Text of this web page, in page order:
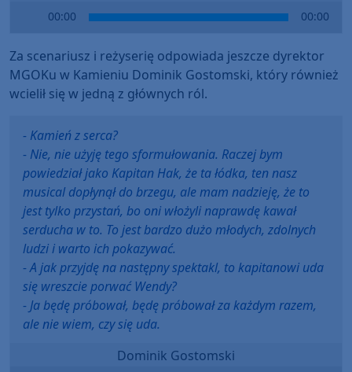
00:00 00:00
Za scenariusz i reżyserię odpowiada jeszcze dyrektor
MGOKu w Kamieniu Dominik Gostomski, który również
wcielił się w jedną z głównych ról.
- Kamień z serca?
- Nie, nie użyję tego sformułowania. Raczej bym
powiedział jako Kapitan Hak, że ta łódka, ten nasz
musical dopłynął do brzegu, ale mam nadzieję, że to
jest tylko przystań, bo oni włożyli naprawdę kawał
serducha w to. To jest bardzo dużo młodych, zdolnych
ludzi i warto ich pokazywać.
- A jak przyjdę na następny spektakl, to kapitanowi uda
się wreszcie porwać Wendy?
- Ja będę próbował, będę próbował za każdym razem,
ale nie wiem, czy się uda.
Dominik Gostomski